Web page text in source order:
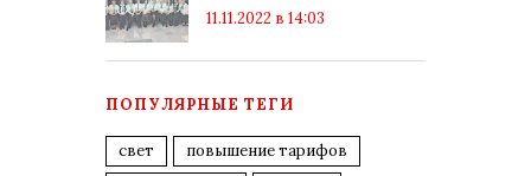
11.11.2022 в 14:03
ПОПУЛЯРНЫЕ ТЕГИ
свет
повышение тарифов